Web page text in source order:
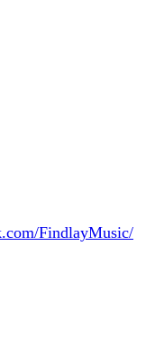
FindlayMusic/